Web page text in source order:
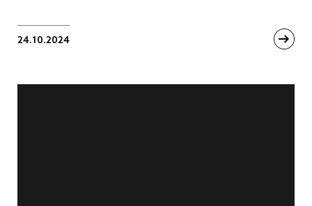
24.10.2024